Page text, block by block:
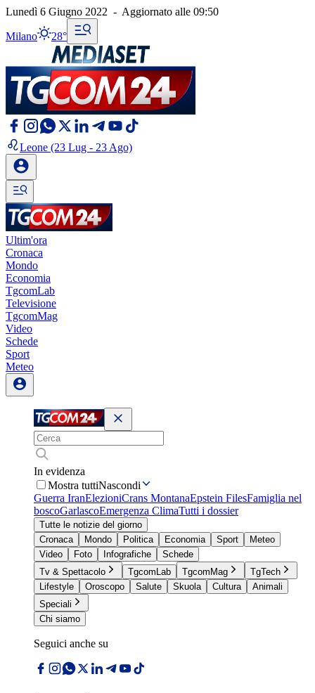
Lunedì 6 Giugno 2022 - Aggiornato alle 09:50
Milano 28°
Leone (23 Lug - 23 Ago)
Ultim'ora
Cronaca
Mondo
Economia
TgcomLab
Televisione
TgcomMag
Video
Schede
Sport
Meteo
In evidenza
Mostra tuttiNascondi
Guerra IranElezioniCrans MontanaEpstein FilesFamiglia nel
boscoGarlascoEmergenza ClimaTutti i dossier
Tutte le notizie del giorno
Cronaca
Mondo Politica Economia Sport
Meteo
Video
Foto Infografiche
Schede
Tv & Spettacolo
TgcomLab TgcomMag
TgTech
Lifestyle
Oroscopo Salute Skuola Cultura
Animali
Speciali
Chi siamo
Seguici anche su